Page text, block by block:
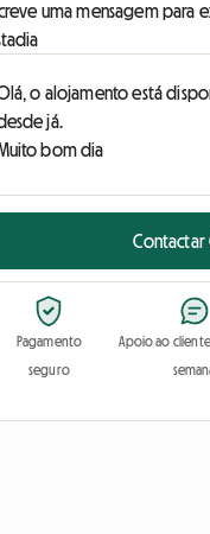
uma mensagem para
Contactar
Pagamento
seguro
Apoio ao